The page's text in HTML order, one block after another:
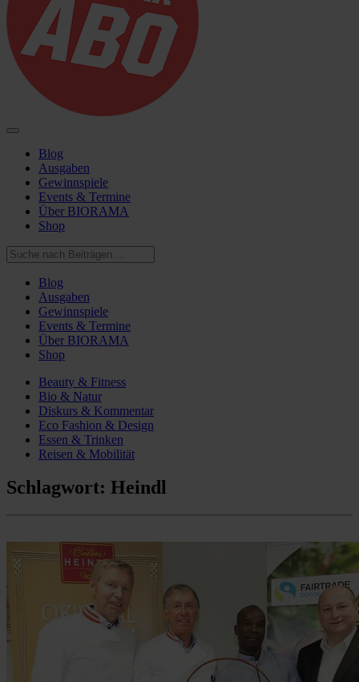
Blog
Ausgaben
Gewinnspiele
Events & Termine
Über BIORAMA
Shop
Blog
Ausgaben
Gewinnspiele
Events & Termine
Über BIORAMA
Shop
Beauty & Fitness
Bio & Natur
Diskurs & Kommentar
Eco Fashion & Design
Essen & Trinken
Reisen & Mobilität
Schlagwort: Heindl